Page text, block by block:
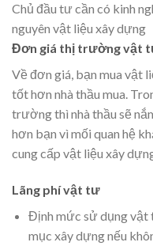
Chủ đầu tư cần có kinh
nguyên vật liệu xây dựng
Đơn giá thị trường vật
Về đơn giá, bạn mua vật
tốt hơn nhà thầu mua.
trường thì nhà thầu sẽ
hơn bạn vì mối quan hệ
cung cấp vật liệu xây
Lãng phí vật tư
Định mức sử dụng vật
mục xây dựng nếu